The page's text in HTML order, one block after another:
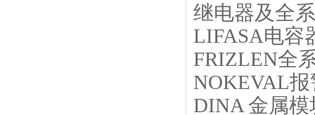
继电器及全
LIFASA电容
FRIZLEN全
NOKEVAL
DINA 金属